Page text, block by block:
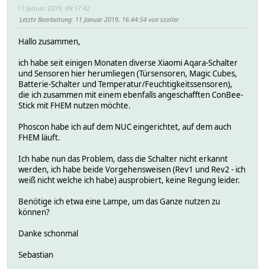
11 Januar 2019, 09:17:42
Letzte Bearbeitung: 11 Januar 2019, 16:44:54 von szoller
Hallo zusammen,
ich habe seit einigen Monaten diverse Xiaomi Aqara-Schalter
und Sensoren hier herumliegen (Türsensoren, Magic Cubes,
Batterie-Schalter und Temperatur/Feuchtigkeitssensoren),
die ich zusammen mit einem ebenfalls angeschafften ConBee-
Stick mit FHEM nutzen möchte.
Phoscon habe ich auf dem NUC eingerichtet, auf dem auch
FHEM läuft.
Ich habe nun das Problem, dass die Schalter nicht erkannt
werden, ich habe beide Vorgehensweisen (Rev1 und Rev2 - ich
weiß nicht welche ich habe) ausprobiert, keine Regung leider.
Benötige ich etwa eine Lampe, um das Ganze nutzen zu
können?
Danke schonmal
Sebastian